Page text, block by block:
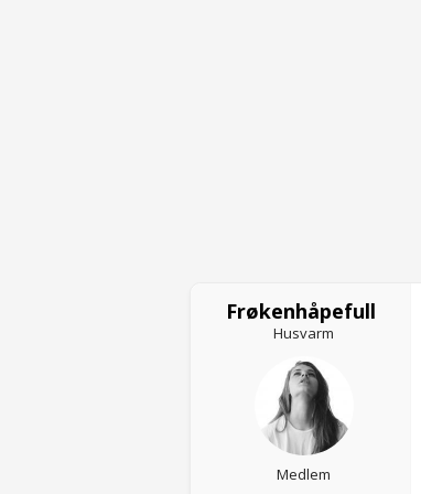
Frøkenhåpefull
Husvarm
Medlem